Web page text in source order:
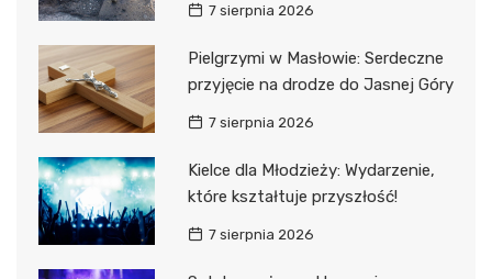
7 sierpnia 2026
Pielgrzymi w Masłowie: Serdeczne
przyjęcie na drodze do Jasnej Góry
7 sierpnia 2026
Kielce dla Młodzieży: Wydarzenie,
które kształtuje przyszłość!
7 sierpnia 2026